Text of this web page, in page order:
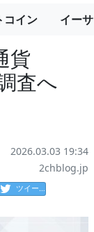
コイン イー
貨
査へ
2026.03.03 19:34
2chblog.jp
ツイート